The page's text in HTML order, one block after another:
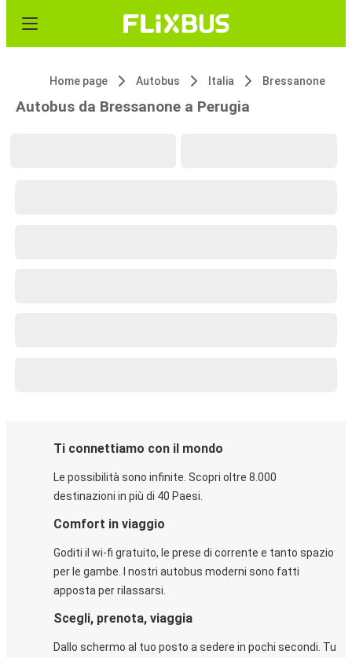
Home page Autobus Italia Bressanone
Autobus da Bressanone a Perugia
Ti connettiamo con il mondo
Le possibilità sono infinite. Scopri oltre 8.000
destinazioni in più di 40 Paesi.
Comfort in viaggio
Goditi il wi-fi gratuito, le prese di corrente e tanto spazio
per le gambe. I nostri autobus moderni sono fatti
apposta per rilassarsi.
Scegli, prenota, viaggia
Dallo schermo al tuo posto a sedere in pochi secondi. Tu